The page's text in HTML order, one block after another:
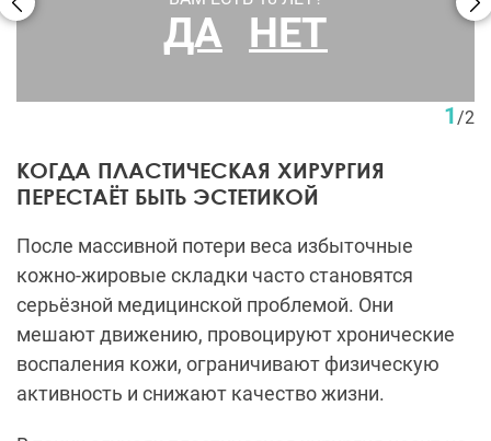
ДА НЕТ
1/2
КОГДА ПЛАСТИЧЕСКАЯ ХИРУРГИЯ
ПЕРЕСТАЁТ БЫТЬ ЭСТЕТИКОЙ
После массивной потери веса избыточные
кожно-жировые складки часто становятся
серьёзной медицинской проблемой. Они
мешают движению, провоцируют хронические
воспаления кожи, ограничивают физическую
активность и снижают качество жизни.